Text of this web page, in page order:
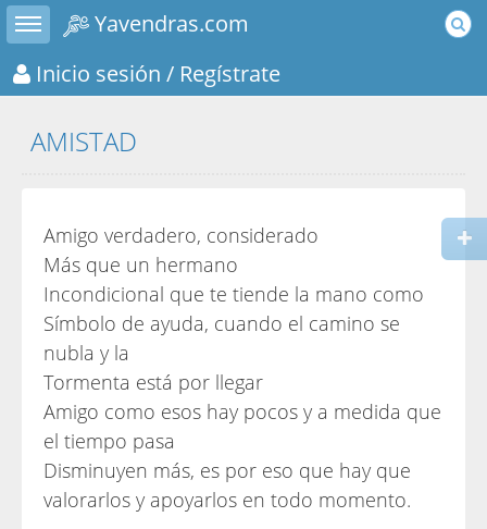
Toggle sidebar
Yavendras.com
Inicio sesión / Regístrate
AMISTAD
Amigo verdadero, considerado
Más que un hermano
Incondicional que te tiende la mano como
Símbolo de ayuda, cuando el camino se
nubla y la
Tormenta está por llegar
Amigo como esos hay pocos y a medida que
el tiempo pasa
Disminuyen más, es por eso que hay que
valorarlos y apoyarlos en todo momento.